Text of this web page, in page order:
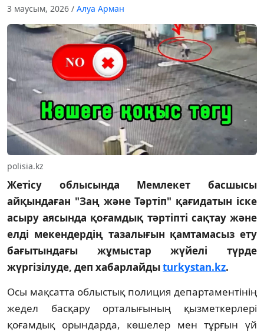
3 маусым, 2026 / Алуа Арман
polisia.kz
Жетісу облысында Мемлекет басшысы
айқындаған "Заң және Тәртіп" қағидатын іске
асыру аясында қоғамдық тәртіпті сақтау және
елді мекендердің тазалығын қамтамасыз ету
бағытындағы жұмыстар жүйелі түрде
жүргізілуде, деп хабарлайдыturkystan.kz.
Осы мақсатта облыстық полиция департаментінің
жедел басқару орталығының қызметкерлері
қоғамдық орындарда, көшелер мен тұрғын үй